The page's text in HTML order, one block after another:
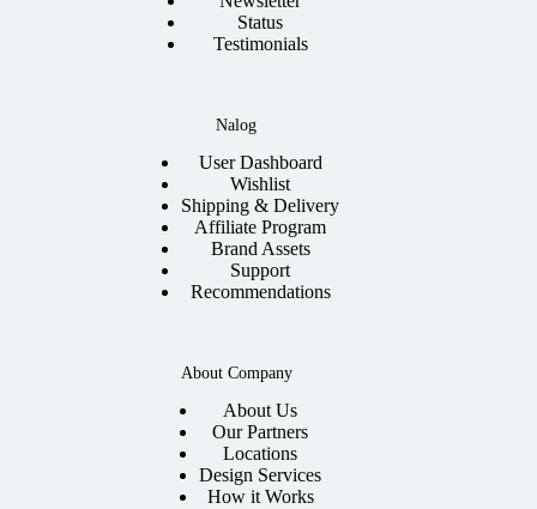
Status
Testimonials
Nalog
User Dashboard
Wishlist
Shipping & Delivery
Affiliate Program
Brand Assets
Support
Recommendations
About Company
About Us
Our Partners
Locations
Design Services
How it Works